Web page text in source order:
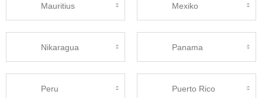
Mauritius Mexiko
Nikaragua Panama
Peru Puerto Rico